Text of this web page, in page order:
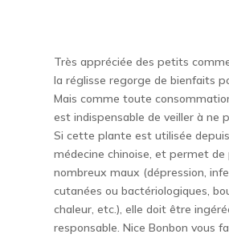
Très appréciée des petits
la réglisse regorge de bienfaits
Mais comme toute
est indispensable de veiller à ne
Si cette plante est utilisée
médecine chinoise, et permet de
nombreux maux (dépression,
cutanées ou bactériologiques,
chaleur, etc.), elle doit être
responsable. Nice Bonbon vous